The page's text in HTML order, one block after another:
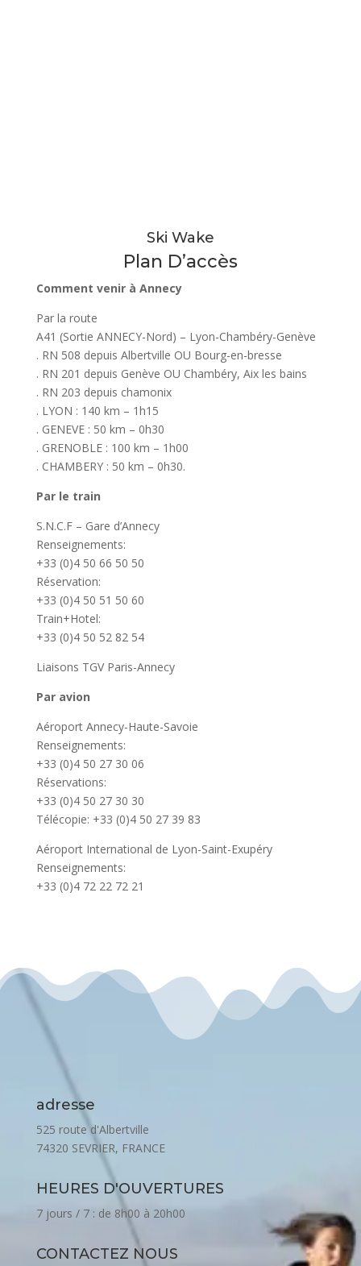
Ski Wake
Plan D’accès
Comment venir à Annecy
Par la route
A41 (Sortie ANNECY-Nord) – Lyon-Chambéry-Genève
. RN 508 depuis Albertville OU Bourg-en-bresse
. RN 201 depuis Genève OU Chambéry, Aix les bains
. RN 203 depuis chamonix
. LYON : 140 km – 1h15
. GENEVE : 50 km – 0h30
. GRENOBLE : 100 km – 1h00
. CHAMBERY : 50 km – 0h30.
Par le train
S.N.C.F – Gare d’Annecy
Renseignements:
+33 (0)4 50 66 50 50
Réservation:
+33 (0)4 50 51 50 60
Train+Hotel:
+33 (0)4 50 52 82 54
Liaisons TGV Paris-Annecy
Par avion
Aéroport Annecy-Haute-Savoie
Renseignements:
+33 (0)4 50 27 30 06
Réservations:
+33 (0)4 50 27 30 30
Télécopie: +33 (0)4 50 27 39 83
Aéroport International de Lyon-Saint-Exupéry
Renseignements:
+33 (0)4 72 22 72 21
adresse
525 route d'Albertville
74320 SEVRIER, FRANCE
HEURES D'OUVERTURES
7 jours / 7 : de 8h00 à 20h00
CONTACTEZ NOUS